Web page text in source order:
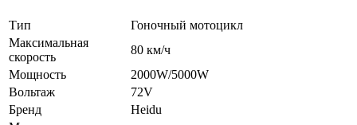
Тип
Гоночный мотоцикл
Максимальная
скорость
80 км/ч
Мощность
2000W/5000W
Вольтаж
72V
Бренд
Heidu